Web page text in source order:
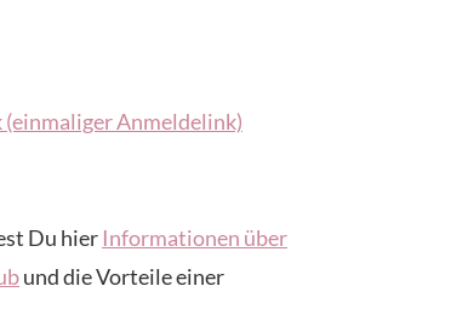
(einmaliger Anmeldelink)
Du hier Informationen über
und die Vorteile einer